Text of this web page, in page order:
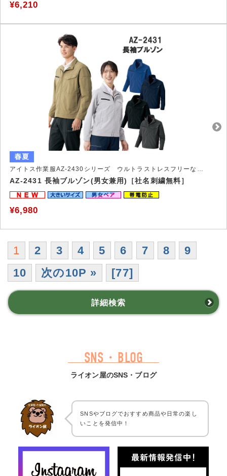
¥6,210
AZ-2431 長袖ブルゾン(男女兼用)［社名刺繍無料］
¥6,980
1 2 3 4 5 6 7 8
9
10
次の10P » [77]
詳細検索
SNS・BLOG
ライオン屋のSNS・ブログ
SNSやブログでおすすめ商品や日常の楽し
いことを発信中！